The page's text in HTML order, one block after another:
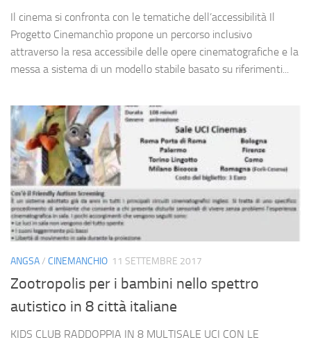
Il cinema si confronta con le tematiche dell’accessibilità Il
Progetto Cinemanchìo propone un percorso inclusivo
attraverso la resa accessibile delle opere cinematografiche e la
messa a sistema di un modello stabile basato su riferimenti...
ANGSA/ CINEMANCHIO 11 SETTEMBRE 2017
Zootropolis per i bambini nello spettro
autistico in 8 città italiane
KIDS CLUB RADDOPPIA IN 8 MULTISALE UCI CON LE